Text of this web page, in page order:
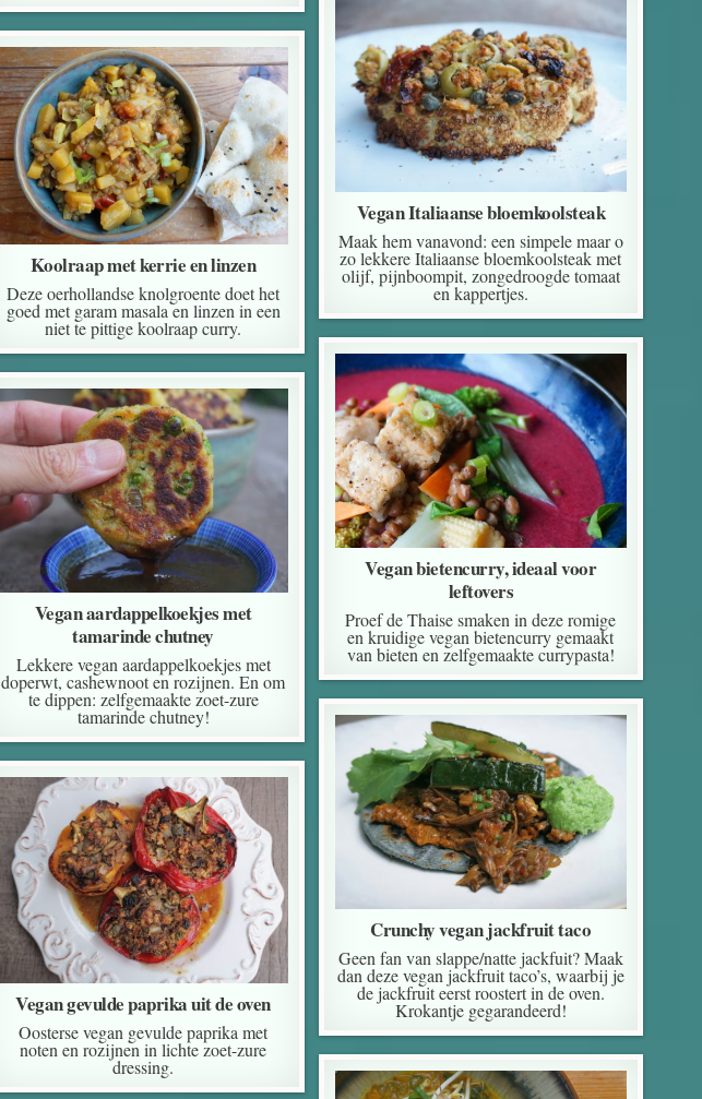
Vegan Italiaanse bloemkoolsteak
Maak hem vanavond: een simpele maar o
zo lekkere Italiaanse bloemkoolsteak met
olijf, pijnboompit, zongedroogde tomaat
en kappertjes.
Koolraap met kerrie en linzen
Deze oerhollandse knolgroente doet het
goed met garam masala en linzen in een
niet te pittige koolraap curry.
Vegan bietencurry, ideaal voor
leftovers
Proef de Thaise smaken in deze romige
en kruidige vegan bietencurry gemaakt
van bieten en zelfgemaakte currypasta!
Vegan aardappelkoekjes met
tamarinde chutney
Lekkere vegan aardappelkoekjes met
doperwt, cashewnoot en rozijnen. En om
te dippen: zelfgemaakte zoet-zure
tamarinde chutney!
Crunchy vegan jackfruit taco
Geen fan van slappe/natte jackfuit? Maak
dan deze vegan jackfruit taco’s, waarbij je
de jackfruit eerst roostert in de oven.
Krokantje gegarandeerd!
Vegan gevulde paprika uit de oven
Oosterse vegan gevulde paprika met
noten en rozijnen in lichte zoet-zure
dressing.